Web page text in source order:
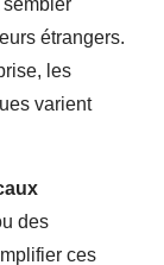
sembler
étrangers.
les
varient
des
ces